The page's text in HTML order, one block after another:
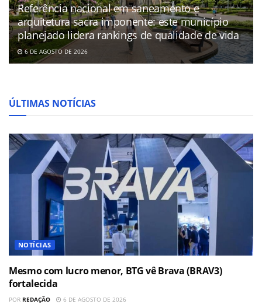
Referência nacional em saneamento e
arquitetura sacra imponente: este município
planejado lidera rankings de qualidade de vida
6 DE AGOSTO DE 2026
ÚLTIMAS NOTÍCIAS
NOTÍCIAS
Mesmo com lucro menor, BTG vê Brava (BRAV3)
fortalecida
POR REDAÇÃO 6 DE AGOSTO DE 2026